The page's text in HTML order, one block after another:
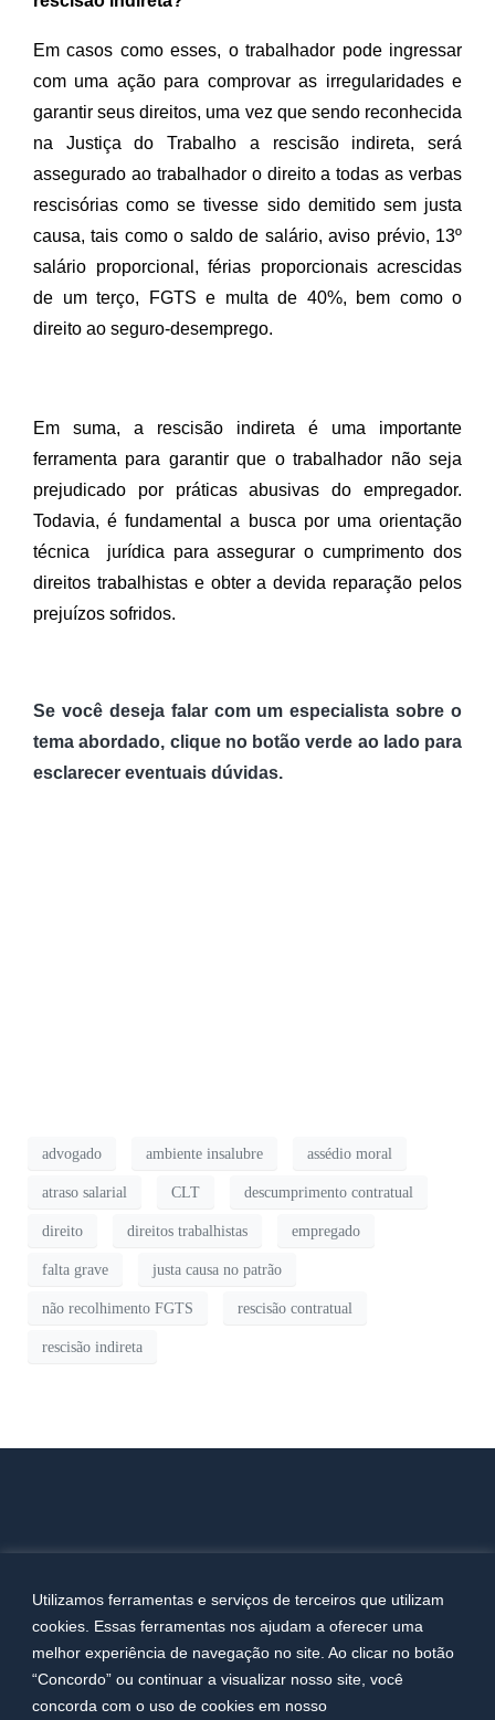
Utilizamos ferramentas e serviços de terceiros que utilizam
cookies. Essas ferramentas nos ajudam a oferecer uma
melhor experiência de navegação no site. Ao clicar no botão
“Concordo” ou continuar a visualizar nosso site, você
concorda com o uso de cookies em nosso
Em casos como esses, o trabalhador pode ingressar
com uma ação para comprovar as irregularidades e
garantir seus direitos, uma vez que sendo reconhecida
na Justiça do Trabalho a rescisão indireta, será
assegurado ao trabalhador o direito a todas as verbas
rescisórias como se tivesse sido demitido sem justa
causa, tais como o saldo de salário, aviso prévio, 13º
salário proporcional, férias proporcionais acrescidas
de um terço, FGTS e multa de 40%, bem como o
direito ao seguro-desemprego.
Em suma, a rescisão indireta é uma importante
ferramenta para garantir que o trabalhador não seja
prejudicado por práticas abusivas do empregador.
Todavia, é fundamental a busca por uma orientação
técnica  jurídica para assegurar o cumprimento dos
direitos trabalhistas e obter a devida reparação pelos
prejuízos sofridos.
Se você deseja falar com um especialista sobre o
tema abordado, clique no botão verde ao lado para
esclarecer eventuais dúvidas.
advogado ambiente insalubre assédio moral
atraso salarial CLT descumprimento contratual
direito direitos trabalhistas empregado
falta grave justa causa no patrão
não recolhimento FGTS rescisão contratual
rescisão indireta
Copyright 2023. Todos os direitos reservados. Desenvolvido